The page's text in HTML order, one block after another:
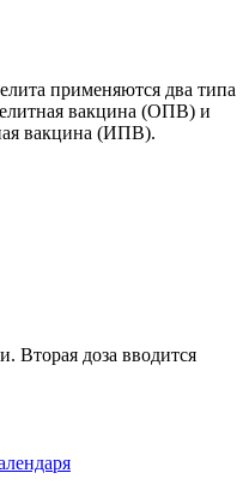
применяются два типа
вакцина (ОПВ) и
вакцина (ИПВ).
Вторая доза вводится